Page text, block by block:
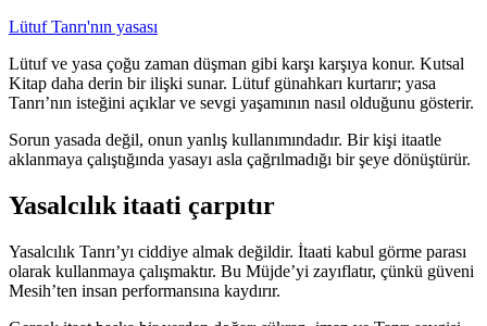
LütufTanrı'nın yasası
Lütuf ve yasa çoğu zaman düşman gibi karşı karşıya konur. Kutsal
Kitap daha derin bir ilişki sunar. Lütuf günahkarı kurtarır; yasa
Tanrı’nın isteğini açıklar ve sevgi yaşamının nasıl olduğunu gösterir.
Sorun yasada değil, onun yanlış kullanımındadır. Bir kişi itaatle
aklanmaya çalıştığında yasayı asla çağrılmadığı bir şeye dönüştürür.
Yasalcılık itaati çarpıtır
Yasalcılık Tanrı’yı ciddiye almak değildir. İtaati kabul görme parası
olarak kullanmaya çalışmaktır. Bu Müjde’yi zayıflatır, çünkü güveni
Mesih’ten insan performansına kaydırır.